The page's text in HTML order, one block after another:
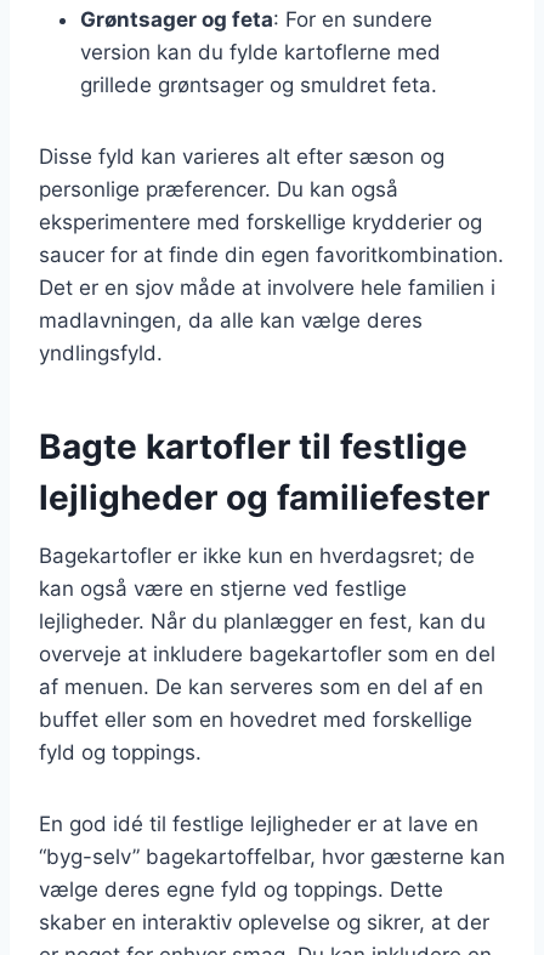
Grøntsager og feta: For en sundere
version kan du fylde kartoflerne med
grillede grøntsager og smuldret feta.
Disse fyld kan varieres alt efter sæson og
personlige præferencer. Du kan også
eksperimentere med forskellige krydderier og
saucer for at finde din egen favoritkombination.
Det er en sjov måde at involvere hele familien i
madlavningen, da alle kan vælge deres
yndlingsfyld.
Bagte kartofler til festlige
lejligheder og familiefester
Bagekartofler er ikke kun en hverdagsret; de
kan også være en stjerne ved festlige
lejligheder. Når du planlægger en fest, kan du
overveje at inkludere bagekartofler som en del
af menuen. De kan serveres som en del af en
buffet eller som en hovedret med forskellige
fyld og toppings.
En god idé til festlige lejligheder er at lave en
“byg-selv” bagekartoffelbar, hvor gæsterne kan
vælge deres egne fyld og toppings. Dette
skaber en interaktiv oplevelse og sikrer, at der